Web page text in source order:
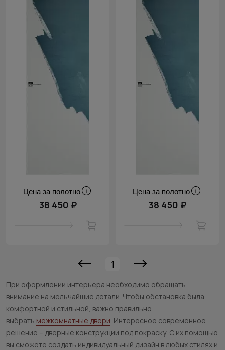
Цена за полотно
38 450 ₽
Цена за полотно
38 450 ₽
1
При оформлении интерьера необходимо обращать
внимание на мельчайшие детали. Чтобы обстановка была
комфортной и стильной, важно правильно
выбрать межкомнатные двери. Интересное современное
решение – дверные конструкции под покраску. С их помощью
вы сможете создать индивидуальный дизайн в любых стилях и